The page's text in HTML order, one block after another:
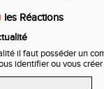
les Réactions
il faut posséder un
identifier ou vous